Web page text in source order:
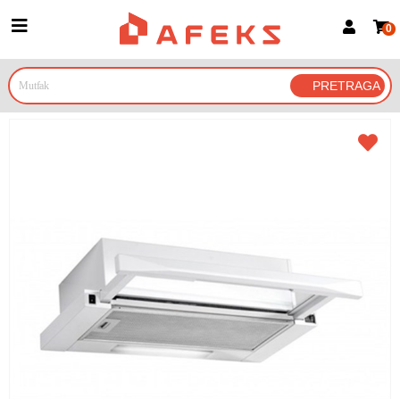
Prijava za članove
Prijavite se Google nalogom
0